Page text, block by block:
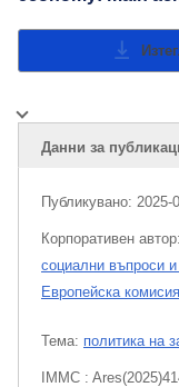
Данни за
Публикувано: 2025-
Корпоративен aвтор:
социални въпроси
Европейска комисия
Тема: политика на
IMMC :